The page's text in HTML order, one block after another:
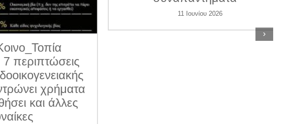
περιπτώσεις
χρήματα
και άλλες
11 Ιουνίου 2026
›